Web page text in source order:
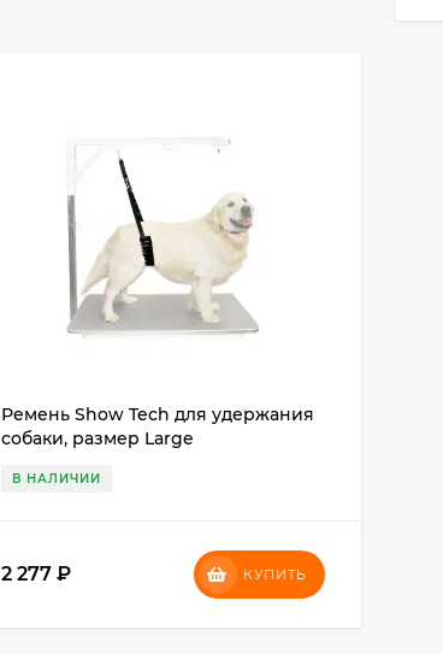
Ремень Show Tech для удержания
собаки, размер Large
В НАЛИЧИИ
2 277 ₽ КУПИТЬ